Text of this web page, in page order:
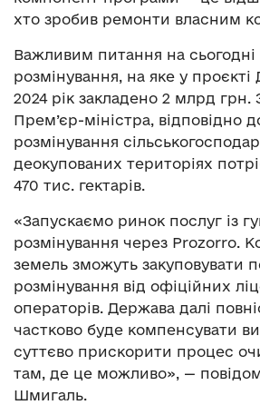
хто зробив ремонти власним
Важливим питання на сьогодні
розмінування, на яке у
2024 рік закладено 2 млрд грн.
Прем’єр-міністра, відповідно
розмінування
деокупованих територіях
470 тис. гектарів.
«Запускаємо ринок послуг із
розмінування через Prozorro.
земель зможуть закуповувати
розмінування від офіційних
операторів. Держава далі
частково буде компенсувати
суттєво прискорити процес
там, де це можливо», —
Шмигаль.